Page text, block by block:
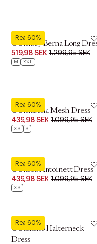
Rea 60%
Culture
CUmacy Berna Long
519,98 SEK 1.299,95 SEK
M XXL
Rea 60%
Culture
CUmascha Mesh Dress
439,98 SEK 1.099,95 SEK
XS S
Rea 60%
Culture
CUkiea Antoinett Dress
439,98 SEK 1.099,95 SEK
XS
Rea 60%
Culture
CUamino Halterneck
Dress